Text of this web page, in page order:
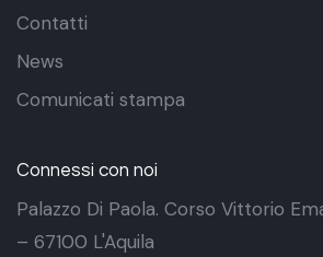
Contatti
News
Comunicati stampa
Connessi con noi
Palazzo Di Paola. Corso Vittorio
– 67100 L'Aquila